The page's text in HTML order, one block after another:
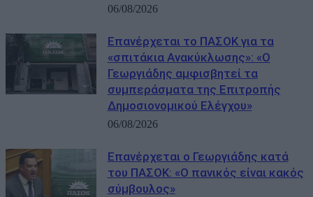
06/08/2026
Επανέρχεται το ΠΑΣΟΚ για τα
«σπιτάκια Ανακύκλωσης»: «Ο
Γεωργιάδης αμφισβητεί τα
συμπεράσματα της Επιτροπής
Δημοσιονομικού Ελέγχου»
06/08/2026
Επανέρχεται ο Γεωργιάδης κατά
του ΠΑΣΟΚ: «Ο πανικός είναι κακός
σύμβουλος»